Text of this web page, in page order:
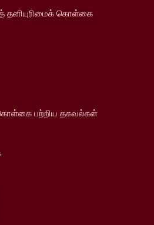
தனியுரிமைக் கொள்கை
பற்றிய தகவல்கள்